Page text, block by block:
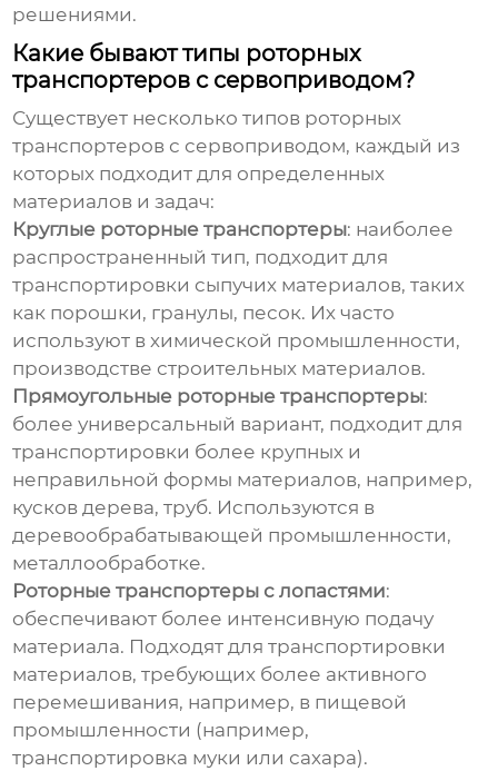
решениями.
Какие бывают типы роторных
транспортеров с сервоприводом?
Существует несколько типов роторных
транспортеров с сервоприводом, каждый из
которых подходит для определенных
материалов и задач:
Круглые роторные транспортеры: наиболее
распространенный тип, подходит для
транспортировки сыпучих материалов, таких
как порошки, гранулы, песок. Их часто
используют в химической промышленности,
производстве строительных материалов.
Прямоугольные роторные транспортеры:
более универсальный вариант, подходит для
транспортировки более крупных и
неправильной формы материалов, например,
кусков дерева, труб. Используются в
деревообрабатывающей промышленности,
металлообработке.
Роторные транспортеры с лопастями:
обеспечивают более интенсивную подачу
материала. Подходят для транспортировки
материалов, требующих более активного
перемешивания, например, в пищевой
промышленности (например,
транспортировка муки или сахара).